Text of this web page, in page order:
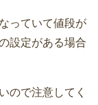
っていて値段が
設定がある場合
ので注意してく